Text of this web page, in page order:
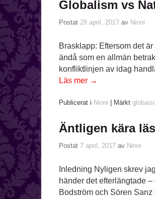
Globalism vs
Postat 28 april, 2017 av Ninni
Brasklapp: Eftersom det
ändå som en allmän
konfliktlinjen av idag
Läs mer →
Publicerat i Ninni Märkt
Äntligen kära
Postat 7 april, 2017 av Ninni
Inledning Nyligen skrev
händer det efterlängtade
Bodström och Sören